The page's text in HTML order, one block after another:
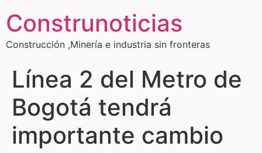
Construnoticias
Construcción ,Minería e industria sin fronteras
Línea 2 del Metro de
Bogotá tendrá
importante cambio